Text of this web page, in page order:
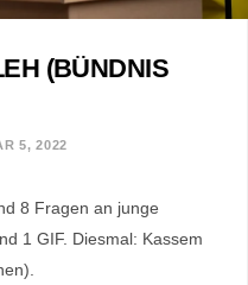
(BÜNDNIS
5, 2022
8 Fragen an junge
1 GIF. Diesmal: Kassem